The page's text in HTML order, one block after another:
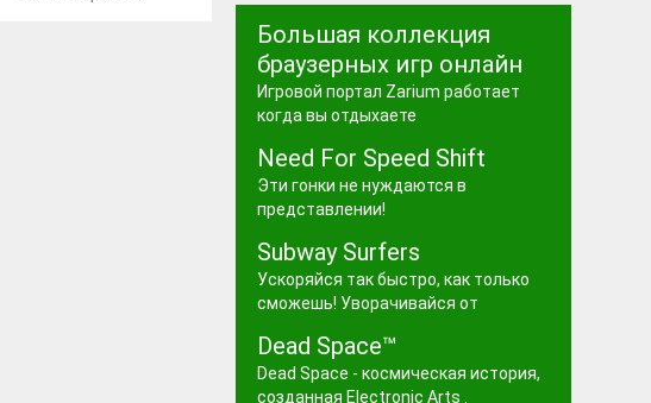
Большая коллекция
браузерных игр онлайн
Игровой портал Zarium работает
когда вы отдыхаете
Need For Speed Shift
Эти гонки не нуждаются в
представлении!
Subway Surfers
Ускоряйся так быстро, как только
сможешь! Уворачивайся от
Dead Space™
Dead Space - космическая история,
созданная Electronic Arts .